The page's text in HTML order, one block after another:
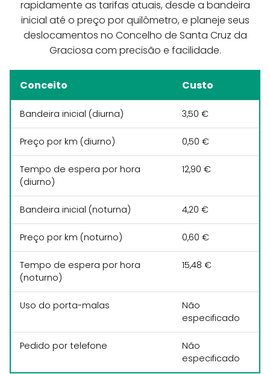
rapidamente as tarifas atuais, desde a bandeira
inicial até o preço por quilômetro, e planeje seus
deslocamentos no Concelho de Santa Cruz da
Graciosa com precisão e facilidade.
Conceito Custo
Bandeira inicial (diurna) 3,50 €
Preço por km (diurno) 0,50 €
Tempo de espera por hora
(diurno)
12,90 €
Bandeira inicial (noturna) 4,20 €
Preço por km (noturno) 0,60 €
Tempo de espera por hora
(noturno)
15,48 €
Uso do porta-malas
Não
especificado
Pedido por telefone
Não
especificado